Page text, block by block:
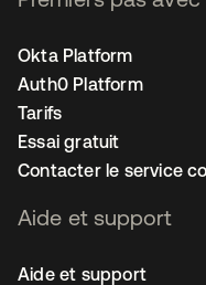
Okta Platform
Auth0 Platform
Tarifs
Essai gratuit
Contacter le service
Aide et support
Aide et support